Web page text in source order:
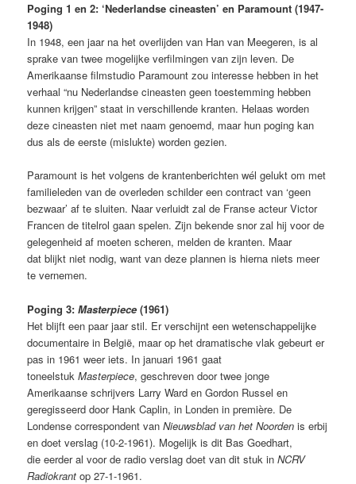
Poging 1 en 2: ‘Nederlandse cineasten’ en Paramount (1947-
1948)
In 1948, een jaar na het overlijden van Han van Meegeren, is al
sprake van twee mogelijke verfilmingen van zijn leven. De
Amerikaanse filmstudio Paramount zou interesse hebben in het
verhaal “nu Nederlandse cineasten geen toestemming hebben
kunnen krijgen” staat in verschillende kranten. Helaas worden
deze cineasten niet met naam genoemd, maar hun poging kan
dus als de eerste (mislukte) worden gezien.
Paramount is het volgens de krantenberichten wél gelukt om met
familieleden van de overleden schilder een contract van ‘geen
bezwaar’ af te sluiten. Naar verluidt zal de Franse acteur Victor
Francen de titelrol gaan spelen. Zijn bekende snor zal hij voor de
gelegenheid af moeten scheren, melden de kranten. Maar
dat blijkt niet nodig, want van deze plannen is hierna niets meer
te vernemen.
Poging 3:Masterpiece (1961)
Het blijft een paar jaar stil. Er verschijnt een wetenschappelijke
documentaire in België, maar op het dramatische vlak gebeurt er
pas in 1961 weer iets. In januari 1961 gaat
toneelstukMasterpiece, geschreven door twee jonge
Amerikaanse schrijvers Larry Ward en Gordon Russel en
geregisseerd door Hank Caplin, in Londen in première. De
Londense correspondent vanNieuwsblad van het Noorden is erbij
en doet verslag (10-2-1961). Mogelijk is dit Bas Goedhart,
die eerder al voor de radio verslag doet van dit stuk inNCRV
Radiokrant op 27-1-1961.